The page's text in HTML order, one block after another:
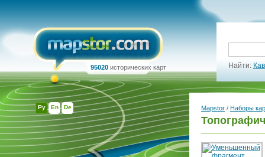
Ру En De
95020 исторических карт Найти:
Mapstor / Наборы